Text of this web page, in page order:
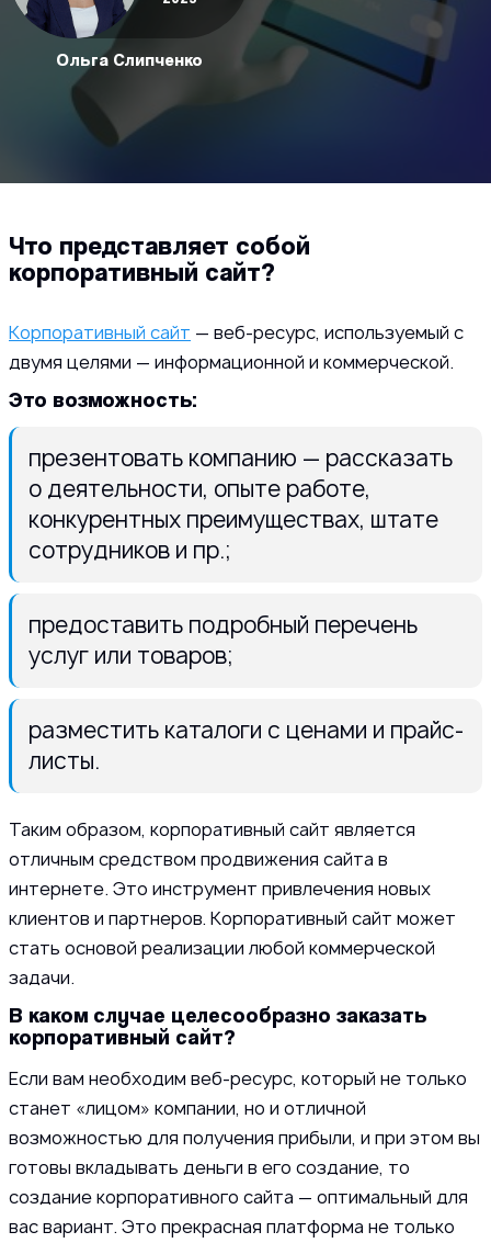
Ольга Слипченко
Что представляет собой
корпоративный сайт?
Корпоративный сайт — веб-ресурс, используемый с
двумя целями — информационной и коммерческой.
Это возможность:
презентовать компанию — рассказать
о деятельности, опыте работе,
конкурентных преимуществах, штате
сотрудников и пр.;
предоставить подробный перечень
услуг или товаров;
разместить каталоги с ценами и прайс-
листы.
Таким образом, корпоративный сайт является
отличным средством продвижения сайта в
интернете. Это инструмент привлечения новых
клиентов и партнеров. Корпоративный сайт может
стать основой реализации любой коммерческой
задачи.
В каком случае целесообразно заказать
корпоративный сайт?
Если вам необходим веб-ресурс, который не только
станет «лицом» компании, но и отличной
возможностью для получения прибыли, и при этом вы
готовы вкладывать деньги в его создание, то
создание корпоративного сайта — оптимальный для
вас вариант. Это прекрасная платформа не только